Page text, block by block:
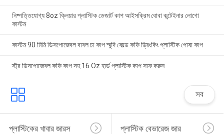
নিষ্পত্তিযোগ্য 8oz ক্লিয়ার প্লাস্টিক ডেজার্ট কাপ আইসক্রিম বোবা কন্টেইনার লোগো
কাস্টম
কাস্টম 90 মিমি ডিসপোজেবল বাবল চা কাপ স্মুদি কোল্ড কফি ড্রিংকিং প্লাস্টিক পোষা কাপ
স্ট্র ডিসপোজেবল কফি কাপ সহ 16 Oz হার্ড প্লাস্টিক কাপ সাফ করুন
সব
প্লাস্টিকের খাবার জারস প্লাস্টিক বেভারেজ জার